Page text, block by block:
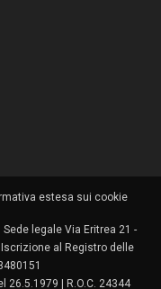
estesa sui cookie
legale Via Eritrea 21 -
al Registro delle
26.5.1979 | R.O.C. 24344